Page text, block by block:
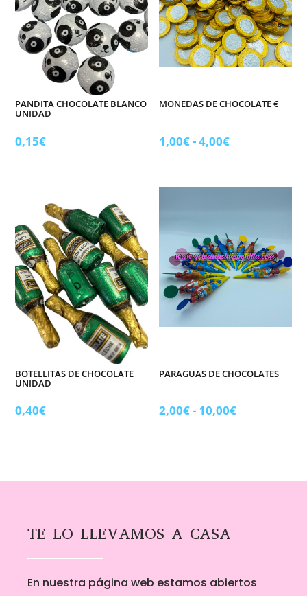
PANDITA CHOCOLATE BLANCO
UNIDAD
0,15€
MONEDAS DE CHOCOLATE €
1,00€-4,00€Rango
4,00€
BOTELLITAS DE CHOCOLATE
UNIDAD
0,40€
PARAGUAS DE CHOCOLATES
2,00€- 10,00€Rango
2,00€
TE LO LLEVAMOS A CASA
En nuestra página web estamos abiertos